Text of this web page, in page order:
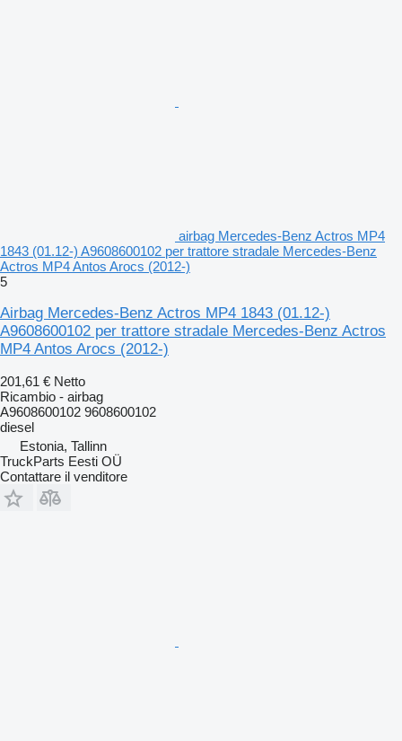
airbag Mercedes-Benz Actros MP4
1843 (01.12-) A9608600102 per trattore stradale Mercedes-Benz
Actros MP4 Antos Arocs (2012-)
5
Airbag Mercedes-Benz Actros MP4 1843 (01.12-)
A9608600102 per trattore stradale Mercedes-Benz Actros
MP4 Antos Arocs (2012-)
201,61 € Netto
Ricambio - airbag
A9608600102 9608600102
diesel
Estonia, Tallinn
TruckParts Eesti OÜ
Contattare il venditore